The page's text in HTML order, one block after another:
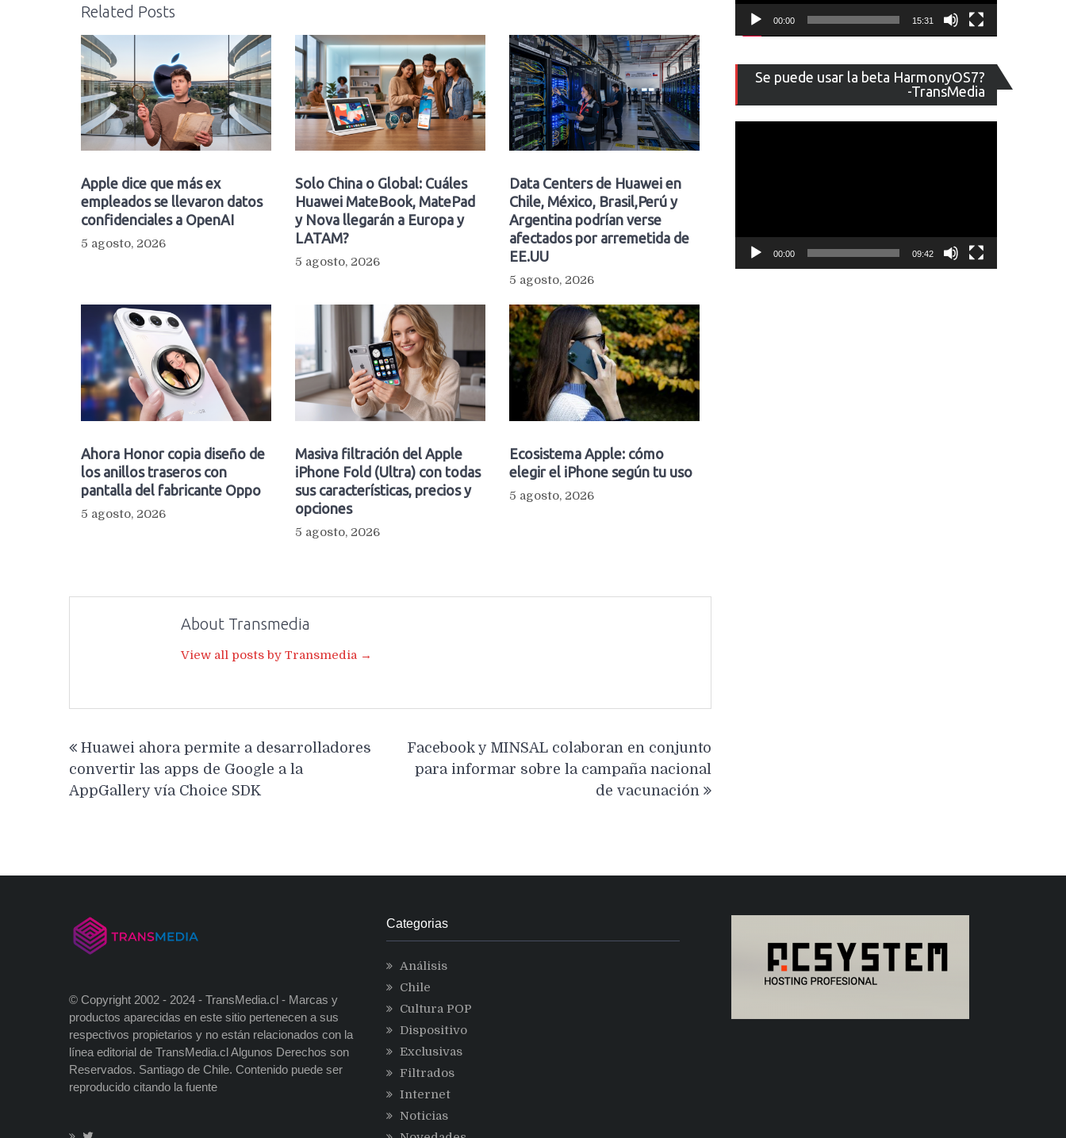
Related Posts
Apple dice que más ex
empleados se llevaron datos
confidenciales a OpenAI
5 agosto, 2026
Solo China o Global: Cuáles
Huawei MateBook, MatePad
y Nova llegarán a Europa y
LATAM?
5 agosto, 2026
Data Centers de Huawei en
Chile, México, Brasil,Perú y
Argentina podrían verse
afectados por arremetida de
EE.UU
5 agosto, 2026
Ahora Honor copia diseño de
los anillos traseros con
pantalla del fabricante Oppo
5 agosto, 2026
Masiva filtración del Apple
iPhone Fold (Ultra) con todas
sus características, precios y
opciones
5 agosto, 2026
Ecosistema Apple: cómo
elegir el iPhone según tu uso
5 agosto, 2026
About Transmedia
View all posts by Transmedia →
de
entradas
Huawei ahora permite a desarrolladores
convertir las apps de Google a la
AppGallery vía Choice SDK
Facebook y MINSAL colaboran en conjunto
para informar sobre la campaña nacional
de vacunación
00:00 15:31
Se puede usar la beta HarmonyOS7?
-TransMedia
de
vídeo
00:00 09:42
© Copyright 2002 - 2024 - TransMedia.cl - Marcas y
productos aparecidas en este sitio pertenecen a sus
respectivos propietarios y no están relacionados con la
línea editorial de TransMedia.cl Algunos Derechos son
Reservados. Santiago de Chile. Contenido puede ser
reproducido citando la fuente
Categorias
Análisis
Chile
Cultura POP
Dispositivo
Exclusivas
Filtrados
Internet
Noticias